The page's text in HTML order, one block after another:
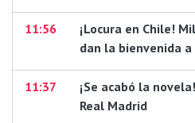
11:56
¡Locura en Chile!
dan la bienvenida a
11:37
¡Se acabó la
Real Madrid